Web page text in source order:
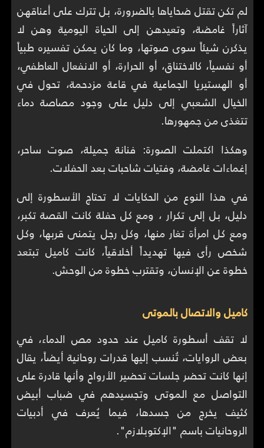
لم تكن تقتل ضحاياها بالضرورة، بل تترك على أعناقهن
آثاراً غامضة، وتعيدهن إلى الحياة اليومية وهن لا
يذكرن شيئاً سوى صوتها، وما كان يمكن تفسيره طبياً
أو نفسياً، كالاختناق، أو الحرارة، أو الانفعال العاطفي،
أو الهستيريا الجماعية في قاعة مزدحمة، تحول في
الخيال الشعبي إلى دليل على وجود مصاصة دماء
تتغذى من جمهورها.
وهكذا اكتملت الصورة: فنانة جميلة، صوت ساحر،
إغماءات غامضة، وفتيات شاحبات بعد الحفلات.
في هذا النوع من الحكايات لا تحتاج الأسطورة إلى
دليل، بل إلى تكرار ، ومع كل حفلة كانت القصة تكبر،
ومع كل امرأة تغار منها، وكل رجل يتمنى قربها، وكل
شخص رأى فيها تهديداً أخلاقياً، كانت كاميل تبتعد
خطوة عن الإنسان، وتقترب خطوة من الوحش.
كاميل والاتصال بالموتى
لا تقف أسطورة كاميل عند حدود مص الدماء، في
بعض الروايات، تُنسب إليها قدرات روحانية أيضاً، يقال
إنها كانت تحضر جلسات تحضير الأرواح وأنها قادرة على
التواصل مع الموتى وتجسيدهم في ضباب أبيض
كثيف يخرج من جسدها، فيما يُعرف في أدبيات
الروحانيات باسم "الإكتوبلازم".